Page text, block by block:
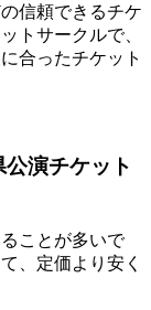
信頼できるチケ
トサークルで、
合ったチケット
演チケット
ことが多いで
、定価より安く